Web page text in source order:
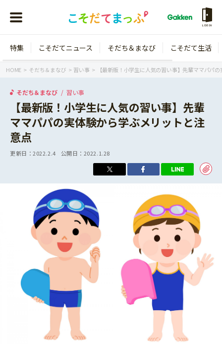
LOGIN
年齢から探す
3歳
年中
年長
小学1年生
小学2年生
小学3年生
小学4年生
小学5年生
小学6年生
こそだてニュース
イベント
ニュース
そだち＆まなび
ワーク・ドリル
幼稚園・保育園
小学校
科学・プログラミング
教育・学習
絵本・読み聞かせ
こそだて生活
住まい
ファッション・美容
行事・イベント
トラブル
親子でいっしょに
こそだてマンガ
特集 こそだてニュース そだち＆まなび こそだて生活
HOME そだち＆まなび 習い事 【最新版！小学生に人気の習い事】先輩ママパパ
そだち＆まなび 習い事
【最新版！小学生に人気の習い事】先輩
ママパパの実体験から学ぶメリットと注
意点
更新日：2022.2.4 公開日： 2022.1.28